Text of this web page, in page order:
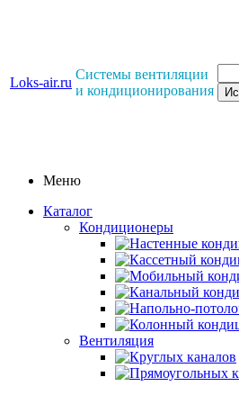
Loks-air.ru
Системы вентиляции
и кондиционирования
Меню
Каталог
Кондиционеры
Вентиляция